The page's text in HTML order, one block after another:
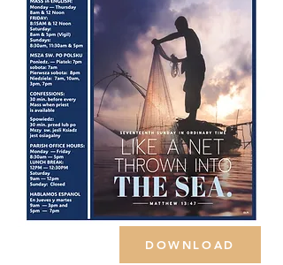
DOWNLOAD